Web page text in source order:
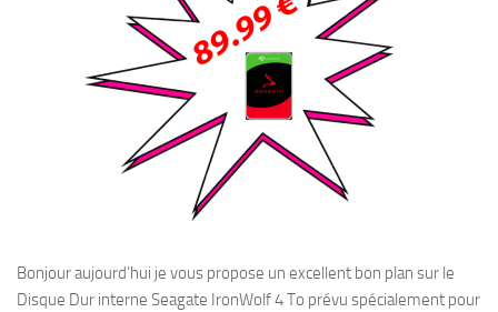
Bonjour aujourd’hui je vous propose un excellent bon plan sur le
Disque Dur interne Seagate IronWolf 4 To prévu spécialement pour